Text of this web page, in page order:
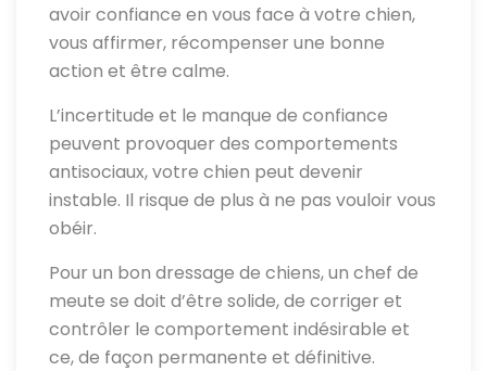
avoir confiance en vous face à votre chien,
vous affirmer, récompenser une bonne
action et être calme.
L’incertitude et le manque de confiance
peuvent provoquer des comportements
antisociaux, votre chien peut devenir
instable. Il risque de plus à ne pas vouloir vous
obéir.
Pour un bon dressage de chiens, un chef de
meute se doit d’être solide, de corriger et
contrôler le comportement indésirable et
ce, de façon permanente et définitive.